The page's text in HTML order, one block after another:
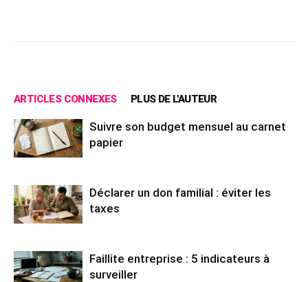
ARTICLES CONNEXES PLUS DE L'AUTEUR
Suivre son budget mensuel au carnet
papier
Déclarer un don familial : éviter les
taxes
Faillite entreprise : 5 indicateurs à
surveiller